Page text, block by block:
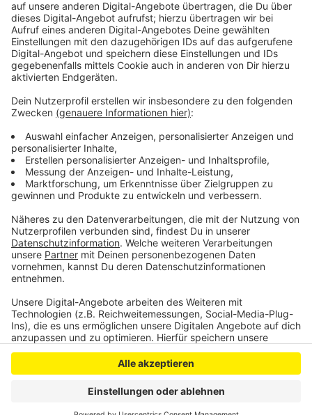
Anzeige
führt die hohen Coronazahlen aber auch auf ihre
strenge Quarantäne-Strategie zurück. In Leverkusen
müssen z.B. Personen am Ende ihrer Quarantäne einen
Test machen. Das sei in vielen anderen Städten nicht
so.
Letztlich wird aber jede Infizierte Person nur einmal in
der Infektionsstatistik erfasst. Wenn eine Person zwei
Mal positiv getestet wird, zählt das trotzdem nur als
ein Infektionsfall.
Anzeige